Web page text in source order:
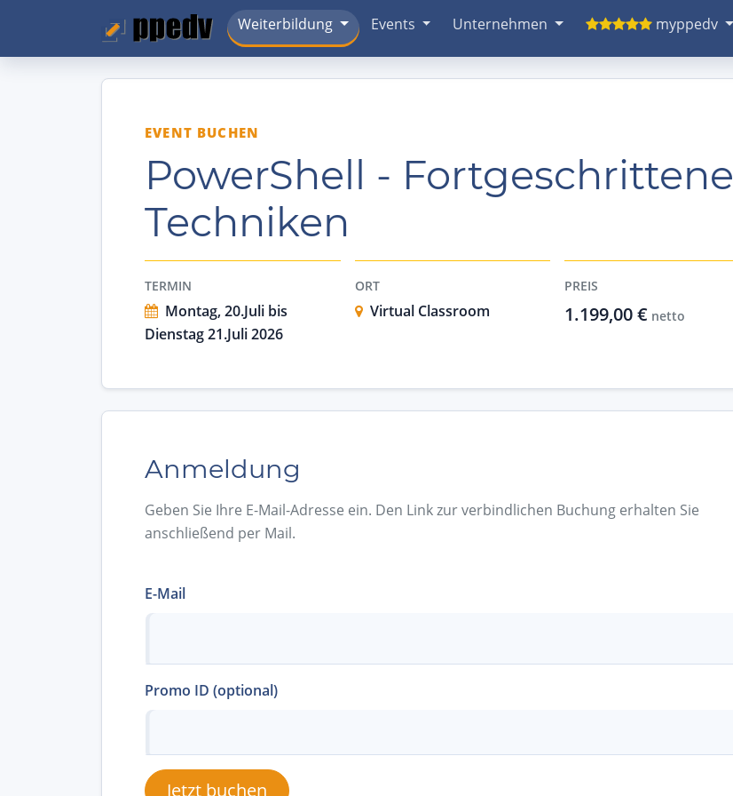
Weiterbildung Events Unternehmen myppedv
EVENT BUCHEN
PowerShell - Fortgeschrittene
Techniken
TERMIN
Montag, 20.Juli bis
Dienstag 21.Juli 2026
ORT
Virtual Classroom
PREIS
1.199,00 € netto
Anmeldung
Geben Sie Ihre E-Mail-Adresse ein. Den Link zur verbindlichen Buchung erhalten Sie
anschließend per Mail.
E-Mail
Promo ID (optional)
Jetzt buchen